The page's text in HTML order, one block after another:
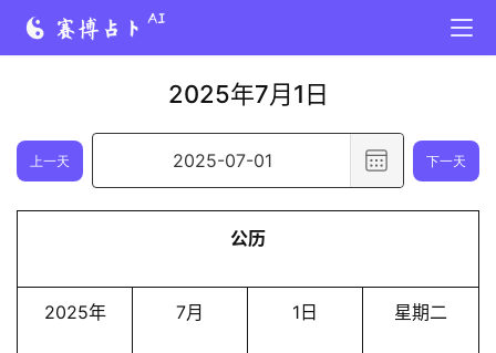
2025年7月1日
上一天
选
日
下一天
公历
2025年 7月 1日 星期二